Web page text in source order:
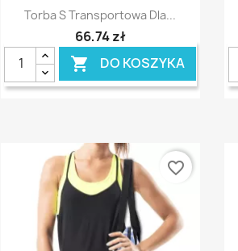
Szybki podgląd
Torba S Transportowa Dla...
66,74 zł
 DO KOSZYKA
favorite_border